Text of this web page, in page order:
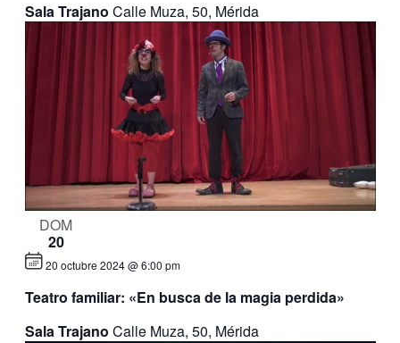
Sala Trajano Calle Muza, 50, Mérida
DOM
20
Teatro familiar: «En busca de la magia perdida»
20 octubre 2024 @ 6:00 pm
Sala Trajano Calle Muza, 50, Mérida